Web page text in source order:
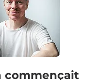
commençait